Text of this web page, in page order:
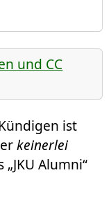
und CC
ist
keinerlei
Alumni“